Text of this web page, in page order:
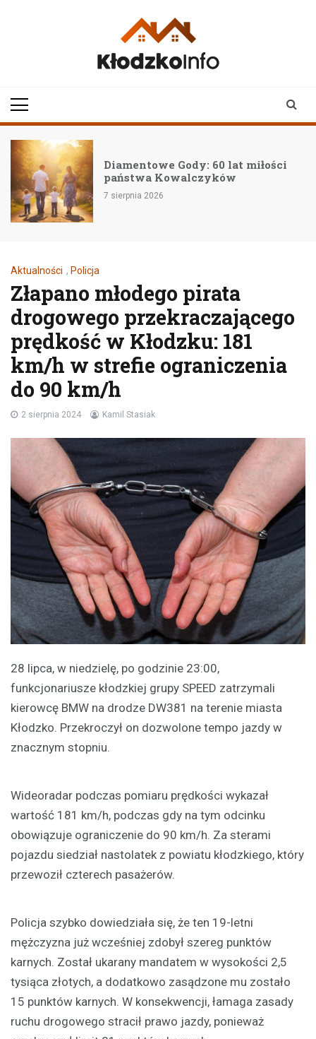
Diamentowe Gody: 60 lat miłości
państwa Kowalczyków
7 sierpnia 2026
Aktualności , Policja
Złapano młodego pirata
drogowego przekraczającego
prędkość w Kłodzku: 181
km/h w strefie ograniczenia
do 90 km/h
2 sierpnia 2024 Kamil Stasiak
28 lipca, w niedzielę, po godzinie 23:00,
funkcjonariusze kłodzkiej grupy SPEED zatrzymali
kierowcę BMW na drodze DW381 na terenie miasta
Kłodzko. Przekroczył on dozwolone tempo jazdy w
znacznym stopniu.
Wideoradar podczas pomiaru prędkości wykazał
wartość 181 km/h, podczas gdy na tym odcinku
obowiązuje ograniczenie do 90 km/h. Za sterami
pojazdu siedział nastolatek z powiatu kłodzkiego, który
przewoził czterech pasażerów.
Policja szybko dowiedziała się, że ten 19-letni
mężczyzna już wcześniej zdobył szereg punktów
karnych. Został ukarany mandatem w wysokości 2,5
tysiąca złotych, a dodatkowo zasądzone mu zostało
15 punktów karnych. W konsekwencji, łamaga zasady
ruchu drogowego stracił prawo jazdy, ponieważ